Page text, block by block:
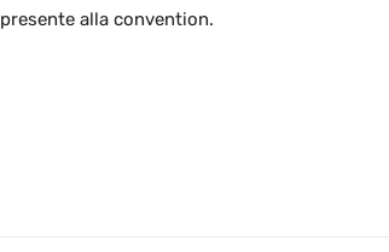
presente alla convention.